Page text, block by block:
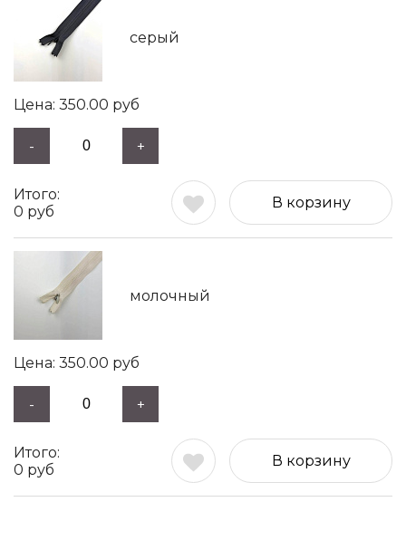
серый
350.00 руб
- +
0 руб
В корзину
молочный
350.00 руб
- +
0 руб
В корзину